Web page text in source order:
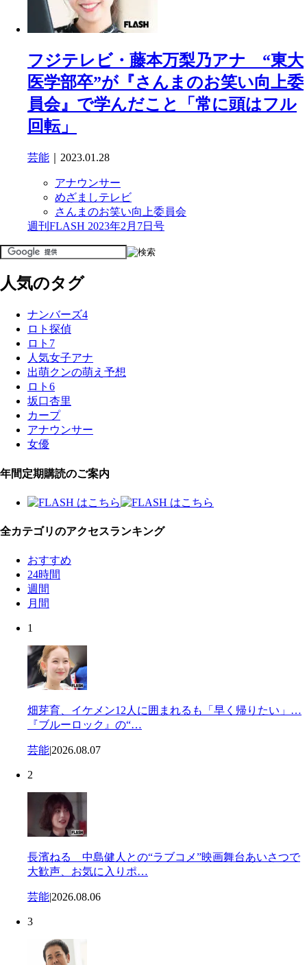
フジテレビ・藤本万梨乃アナ “東大
医学部卒”が『さんまのお笑い向上委
員会』で学んだこと「常に頭はフル
回転」
芸能 ｜2023.01.28
アナウンサー
めざましテレビ
さんまのお笑い向上委員会
週刊FLASH 2023年2月7日号
人気のタグ
ナンバーズ4
ロト探偵
ロト7
人気女子アナ
出萌クンの萌え予想
ロト6
坂口杏里
カープ
アナウンサー
女優
年間定期購読のご案内
全カテゴリのアクセスランキング
おすすめ
24時間
週間
月間
1
畑芽育、イケメン12人に囲まれるも「早く帰りたい」…
『ブルーロック』の“…
芸能|2026.08.07
2
長濱ねる 中島健人との“ラブコメ”映画舞台あいさつで
大歓声、お気に入りポ…
芸能|2026.08.06
3